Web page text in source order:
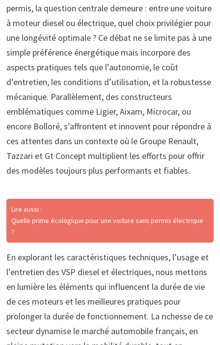
permis, la question centrale demeure : entre une voiture
à moteur diesel ou électrique, quel choix privilégier pour
une longévité optimale ? Ce débat ne se limite pas à une
simple préférence énergétique mais incorpore des
aspects pratiques tels que l’autonomie, le coût
d’entretien, les conditions d’utilisation, et la robustesse
mécanique. Parallèlement, des constructeurs
emblématiques comme Ligier, Aixam, Microcar, ou
encore Bolloré, s’affrontent et innovent pour répondre à
ces attentes dans un contexte où le Groupe Renault,
Tazzari et Gt Concept multiplient les efforts pour offrir
des modèles toujours plus performants et fiables.
Lire aussi :
Quelle prime écologique pour une voiture sans permis électrique
?
En explorant les caractéristiques techniques, l’usage et
l’entretien des VSP diesel et électriques, nous mettons
en lumière les éléments qui influencent la durée de vie
de ces moteurs et les meilleures pratiques pour
prolonger la durée de fonctionnement. La richesse de ce
secteur dynamise le marché automobile français, en